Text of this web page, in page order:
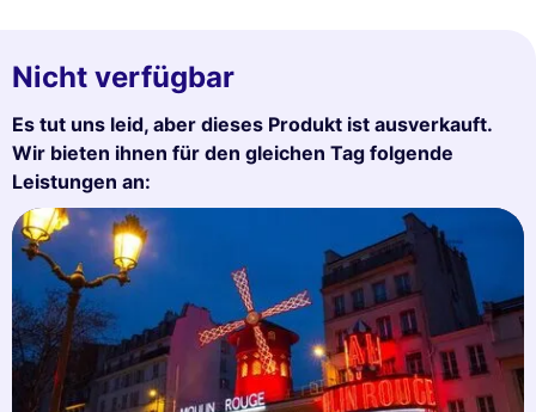
Nicht verfügbar
Es tut uns leid, aber dieses Produkt ist ausverkauft.
Wir bieten ihnen für den gleichen Tag folgende
Leistungen an: